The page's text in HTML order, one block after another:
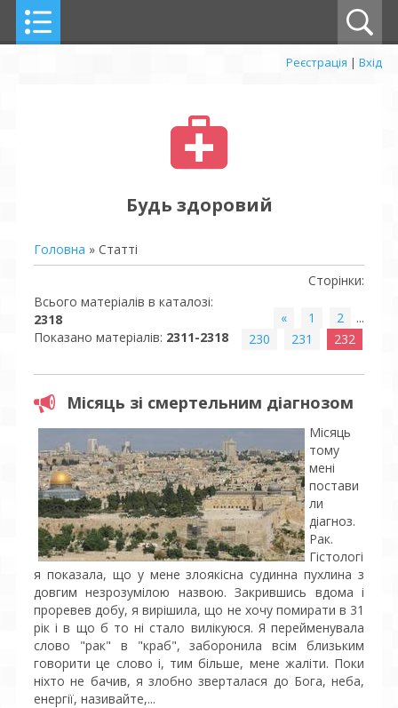
Реєстрація | Вхід
Будь здоровий
Головна » Статті
Всього матеріалів в каталозі:
2318
Показано матеріалів: 2311-2318
Сторінки:
« 1 2
...
230
231 232
Місяць зі смертельним діагнозом
Місяць
тому
мені
постави
ли
діагноз.
Рак.
Гістологі
я показала, що у мене злоякісна судинна пухлина з
довгим незрозумілою назвою. Закрившись вдома і
проревев добу, я вирішила, що не хочу помирати в 31
рік і в що б то ні стало вилікуюся. Я перейменувала
слово "рак" в "краб", заборонила всім близьким
говорити це слово і, тим більше, мене жаліти. Поки
ніхто не бачив, я злобно зверталася до Бога, неба,
енергії, називайте,...